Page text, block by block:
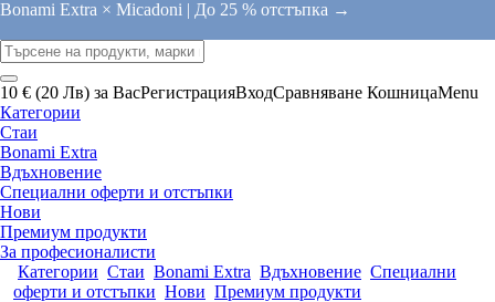
Bonami Extra × Micadoni | До 25 % отстъпка →
10 € (20 Лв) за ВасРегистрацияВходСравняване КошницаMenu
Категории
Стаи
Bonami Extra
Вдъхновение
Специални оферти и отстъпки
Нови
Премиум продукти
За професионалисти
Категории Стаи Bonami Extra Вдъхновение Специални
оферти и отстъпки Нови Премиум продукти